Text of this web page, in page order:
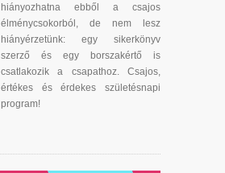
hiányozhatna ebből a csajos
élménycsokorból, de nem lesz
hiányérzetünk: egy sikerkönyv
szerző és egy borszakértő is
csatlakozik a csapathoz. Csajos,
értékes és érdekes születésnapi
program!